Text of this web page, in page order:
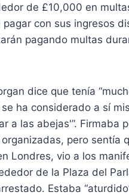
de £10,000 en
con sus ingresos
pagando multas
dice que tenía
ha considerado a sí
a las abejas'”. Firmaba
pero sentía
Londres, vio a los
de la Plaza del
Estaba